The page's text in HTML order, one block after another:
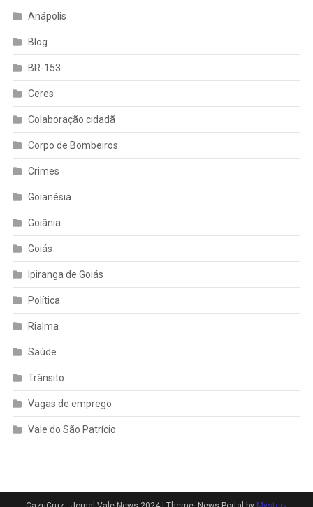
Anápolis
Blog
BR-153
Ceres
Colaboração cidadã
Corpo de Bombeiros
Crimes
Goianésia
Goiânia
Goiás
Ipiranga de Goiás
Política
Rialma
Saúde
Trânsito
Vagas de emprego
Vale do São Patrício